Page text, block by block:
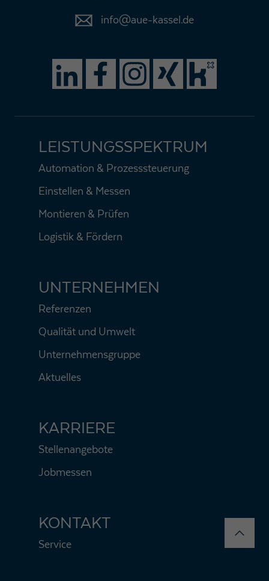
info@aue-kassel.de
LEISTUNGSSPEKTRUM
Automation & Prozesssteuerung
Einstellen & Messen
Montieren & Prüfen
Logistik & Fördern
UNTERNEHMEN
Referenzen
Qualität und Umwelt
Unternehmensgruppe
Aktuelles
KARRIERE
Stellenangebote
Jobmessen
KONTAKT
Service